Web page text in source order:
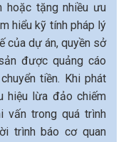
hoặc tặng nhiều ưu
hiểu kỹ tính pháp lý
của dự án, quyền sở
được quảng cáo
tiền. Khi phát
hiệu lừa đảo chiếm
vấn trong quá trình
trình báo cơ quan